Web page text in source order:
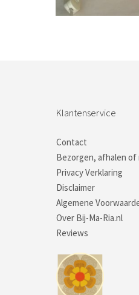
Klantenservice
Contact
Bezorgen, afhalen
Privacy Verklaring
Disclaimer
Algemene
Over Bij-Ma-Ria.nl
Reviews